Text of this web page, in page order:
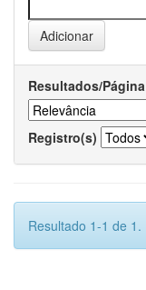
Resultados/Página
Registro(s)
Resultado 1-1 de 1.